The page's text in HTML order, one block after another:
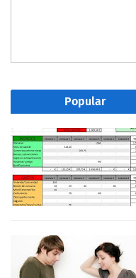
Popular